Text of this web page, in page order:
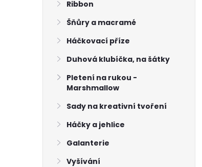
Ribbon
Šňůry a macramé
Háčkovací příze
Duhová klubíčka, na šátky
Pletení na rukou -
Marshmallow
Sady na kreativní tvoření
Háčky a jehlice
Galanterie
Vyšívání